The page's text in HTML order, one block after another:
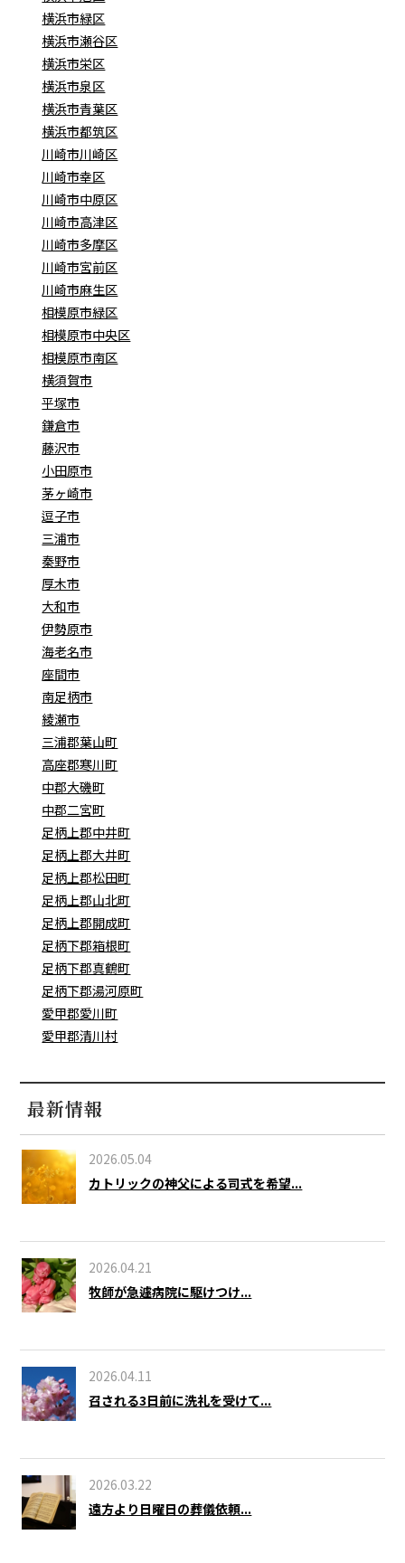
横浜市緑区
横浜市瀬谷区
横浜市栄区
横浜市泉区
横浜市青葉区
横浜市都筑区
川崎市川崎区
川崎市幸区
川崎市中原区
川崎市高津区
川崎市多摩区
川崎市宮前区
川崎市麻生区
相模原市緑区
相模原市中央区
相模原市南区
横須賀市
平塚市
鎌倉市
藤沢市
小田原市
茅ヶ崎市
逗子市
三浦市
秦野市
厚木市
大和市
伊勢原市
海老名市
座間市
南足柄市
綾瀬市
三浦郡葉山町
高座郡寒川町
中郡大磯町
中郡二宮町
足柄上郡中井町
足柄上郡大井町
足柄上郡松田町
足柄上郡山北町
足柄上郡開成町
足柄下郡箱根町
足柄下郡真鶴町
足柄下郡湯河原町
愛甲郡愛川町
愛甲郡清川村
最新情報
2026.05.04
カトリックの神父による司式を希望...
2026.04.21
牧師が急遽病院に駆けつけ...
2026.04.11
召される3日前に洗礼を受けて...
2026.03.22
遠方より日曜日の葬儀依頼...